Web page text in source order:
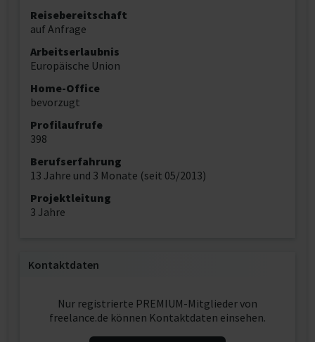
Reisebereitschaft
auf Anfrage
Arbeitserlaubnis
Europäische Union
Home-Office
bevorzugt
Profilaufrufe
398
Berufserfahrung
13 Jahre und 3 Monate (seit 05/2013)
Projektleitung
3 Jahre
Kontaktdaten
Nur registrierte PREMIUM-Mitglieder von
freelance.de können Kontaktdaten einsehen.